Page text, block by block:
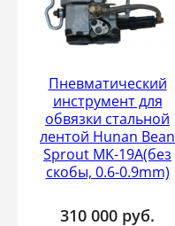
Пневматический
инструмент для
обвязки стальной
лентой Hunan Bean
Sprout MK-19A(без
скобы, 0.6-0.9mm)
310 000 руб.